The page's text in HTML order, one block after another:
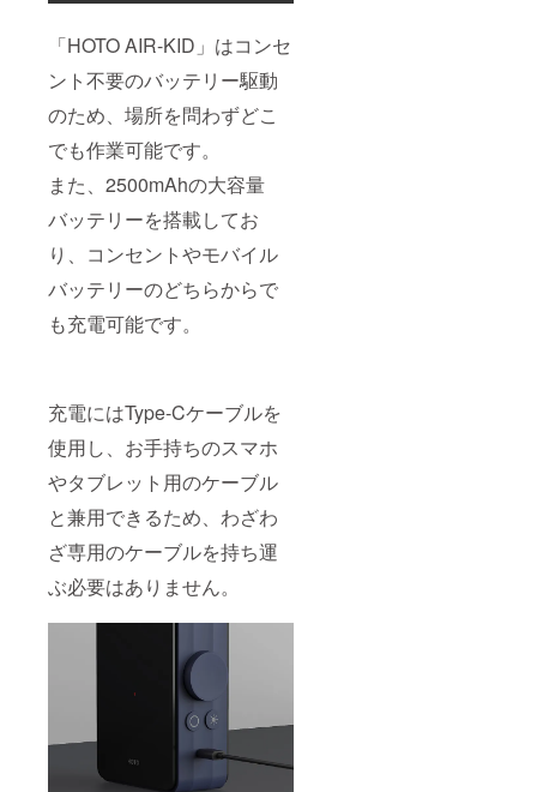
「HOTO AIR-KID」はコンセ
ント不要のバッテリー駆動
のため、場所を問わずどこ
でも作業可能です。
また、2500mAhの大容量
バッテリーを搭載してお
り、コンセントやモバイル
バッテリーのどちらからで
も充電可能です。
充電にはType-Cケーブルを
使用し、お手持ちのスマホ
やタブレット用のケーブル
と兼用できるため、わざわ
ざ専用のケーブルを持ち運
ぶ必要はありません。